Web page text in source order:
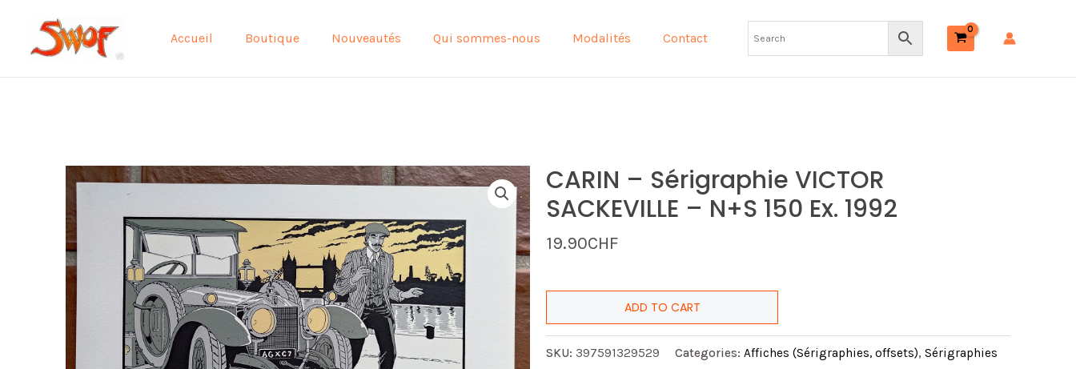
contenu
Accueil Boutique Nouveautés Qui sommes-nous Modalités Contact
CARIN – Sérigraphie VICTOR
SACKEVILLE – N+S 150 Ex. 1992
19.90CHF
ADD TO CART
SKU: 397591329529 Categories: Affiches (Sérigraphies, offsets), Sérigraphies
VICTOR
SACKEVILLE
quantity